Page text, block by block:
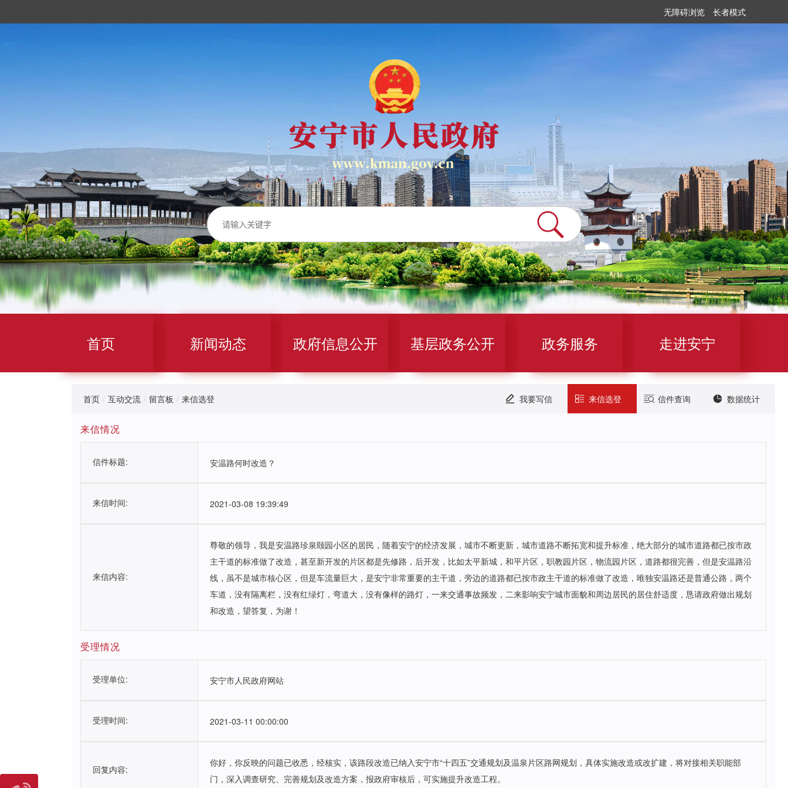
无障碍浏览 长者模式
首页 新闻动态 政府信息公开 基层政务公开 政务服务 走进安宁
首页 / 互动交流 / 留言板 / 来信选登 我要写信 来信选登 信件查询 数据统计
来信情况
信件标题: 安温路何时改造？
来信时间: 2021-03-08 19:39:49
来信内容:
尊敬的领导，我是安温路珍泉颐园小区的居民，随着安宁的经济发展，城市不断更新，城市道路不断拓宽和提升标准，绝大部分的城市道路都已按市政
主干道的标准做了改造，甚至新开发的片区都是先修路，后开发，比如太平新城，和平片区，职教园片区，物流园片区，道路都很完善，但是安温路沿
线，虽不是城市核心区，但是车流量巨大，是安宁非常重要的主干道，旁边的道路都已按市政主干道的标准做了改造，唯独安温路还是普通公路，两个
车道，没有隔离栏，没有红绿灯，弯道大，没有像样的路灯，一来交通事故频发，二来影响安宁城市面貌和周边居民的居住舒适度，恳请政府做出规划
和改造，望答复，为谢！
受理情况
受理单位: 安宁市人民政府网站
受理时间: 2021-03-11 00:00:00
回复内容:
你好，你反映的问题已收悉，经核实，该路段改造已纳入安宁市“十四五”交通规划及温泉片区路网规划，具体实施改造或改扩建，将对接相关职能部
门，深入调查研究、完善规划及改造方案，报政府审核后，可实施提升改造工程。